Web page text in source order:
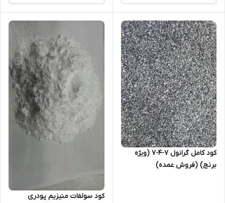
کود کامل گرانول 7-4-7 (ویژه
برنج) (فروش عمده)
کود سولفات منیزیم پودری